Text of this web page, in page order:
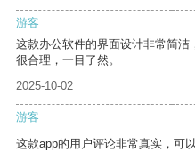
游客
这款办公软件的界面设计非常简
很合理，一目了然。
2025-10-02
游客
这款app的用户评论非常真实，可